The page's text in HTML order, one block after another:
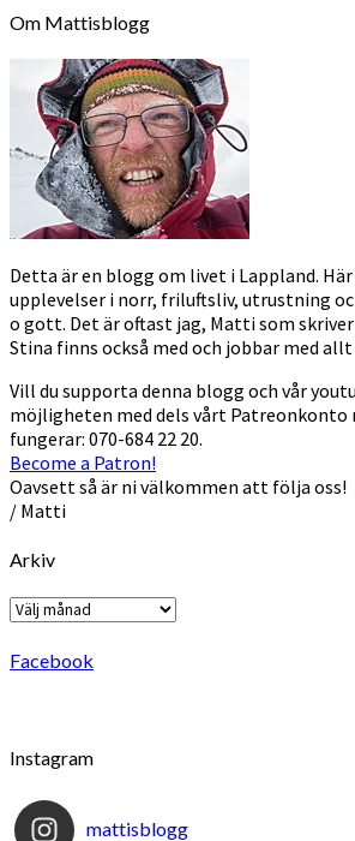
Om Mattisblogg
Detta är en blogg om livet i Lappland. Här
upplevelser i norr, friluftsliv, utrustning
o gott. Det är oftast jag, Matti som
Stina finns också med och jobbar med
Vill du supporta denna blogg och vår
möjligheten med dels vårt Patreonkonto
fungerar: 070-684 22 20.
Become a Patron!
Oavsett så är ni välkommen att följa oss!
/ Matti
Arkiv
Arkiv
Facebook
Instagram
mattisblogg